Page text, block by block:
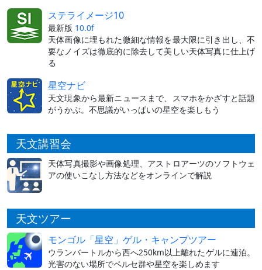
ステライメージ10
最新版 10.0f
天体画像に埋もれた微細な情報を最大限に引き出し、不
要なノイズは徹底的に除去して美しい天体写真に仕上げ
る
星空ナビ
天文現象から最新ニュースまで、スマホをかざすと話題
がうかぶ。不思議がいっぱいの星空を楽しもう
天文講習会
天体写真撮影や画像処理、アストロアーツのソフトウェ
アの使いこなし方法などをオンラインで解説
天文ツアー
モンゴル「星空」ゲル・キャンプツアー
ウランバートルから西へ250km以上離れたゲルに連泊。
光害のない場所でペルセ群や星空を楽しめます